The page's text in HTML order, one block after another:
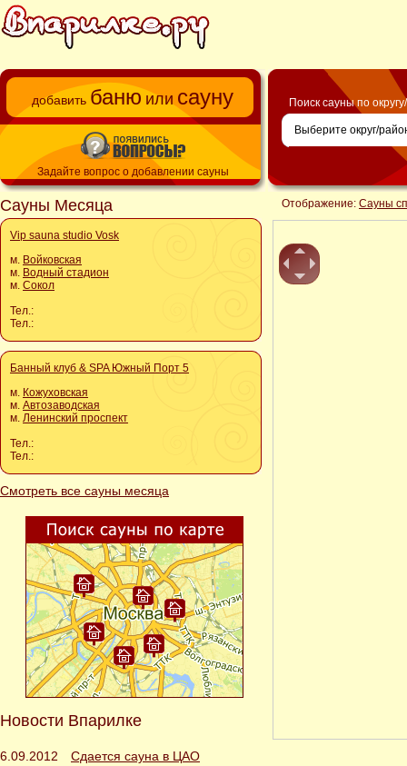
добавить баню или сауну
Задайте вопрос о добавлении сауны
Сауны Месяца
Vip sauna studio Vosk
м. Войковская
м. Водный стадион
м. Сокол
Тел.:
Тел.:
Банный клуб & SPA Южный Порт 5
м. Кожуховская
м. Автозаводская
м. Ленинский проспект
Тел.:
Тел.:
Смотреть все сауны месяца
Новости Впарилке
6.09.2012 Сдается сауна в ЦАО
Поиск сауны по
Отображение: Сауны